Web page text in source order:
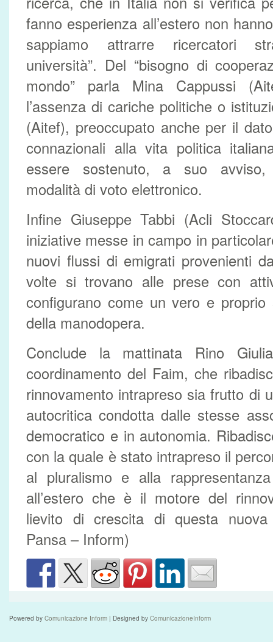
fanno esperienza all’estero non
sappiamo attrarre ricercatori
università”. Del “bisogno di
mondo” parla Mina Cappussi
l’assenza di cariche politiche o
(Aitef), preoccupato anche per il
connazionali alla vita politica
essere sostenuto, a suo avviso,
modalità di voto elettronico.
Infine Giuseppe Tabbi (Acli
iniziative messe in campo in
nuovi flussi di emigrati provenienti
volte si trovano alle prese con
configurano come un vero e
della manodopera.
Conclude la mattinata Rino
coordinamento del Faim, che
rinnovamento intrapreso sia frutto di
autocritica condotta dalle stesse
democratico e in autonomia.
con la quale è stato intrapreso il
al pluralismo e alla
all’estero che è il motore del
lievito di crescita di questa nuova
Pansa – Inform)
Powered by Comunicazione Inform | Designed by ComunicazioneInform